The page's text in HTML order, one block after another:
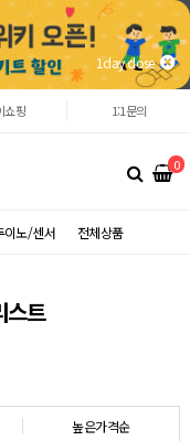
1day close
쇼핑 1:1문의
0
이노/센서 전체상품
스트
높은가격순